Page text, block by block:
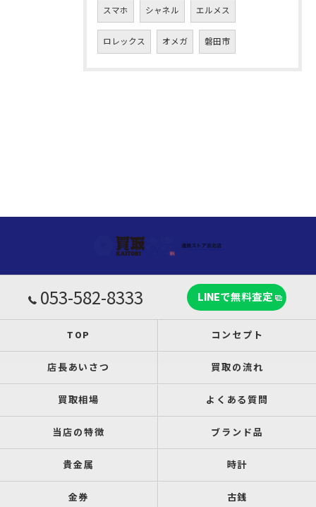
スマホ シャネル エルメス
ロレックス オメガ 磐田市
053-582-8333 LINEで無料査定
TOP コンセプト
店長あいさつ 買取の流れ
買取相場 よくある質問
当店の特徴 ブランド品
貴金属 時計
金券 古銭